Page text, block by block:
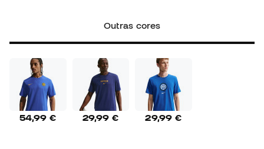
Outras cores
54,99 € 29,99 € 29,99 €